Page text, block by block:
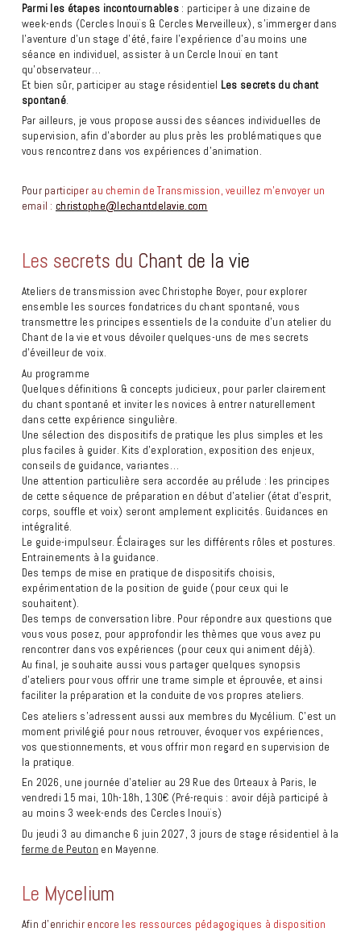
Parmi les étapes incontournables : participer à une dizaine de
week-ends (Cercles Inouïs & Cercles Merveilleux), s’immerger dans
l’aventure d’un stage d’été, faire l’expérience d’au moins une
séance en individuel, assister à un Cercle Inouï en tant
qu’observateur…
Et bien sûr, participer au stage résidentiel Les secrets du chant
spontané.
Par ailleurs, je vous propose aussi des séances individuelles de
supervision, afin d’aborder au plus près les problématiques que
vous rencontrez dans vos expériences d’animation.
Pour participer au chemin de Transmission, veuillez m’envoyer un
email : christophe@lechantdelavie.com
Les secrets du Chant de la vie
Ateliers de transmission avec Christophe Boyer, pour explorer
ensemble les sources fondatrices du chant spontané, vous
transmettre les principes essentiels de la conduite d’un atelier du
Chant de la vie et vous dévoiler quelques-uns de mes secrets
d’éveilleur de voix.
Au programme
Quelques définitions & concepts judicieux, pour parler clairement
du chant spontané et inviter les novices à entrer naturellement
dans cette expérience singulière.
Une sélection des dispositifs de pratique les plus simples et les
plus faciles à guider. Kits d’exploration, exposition des enjeux,
conseils de guidance, variantes…
Une attention particulière sera accordée au prélude : les principes
de cette séquence de préparation en début d’atelier (état d’esprit,
corps, souffle et voix) seront amplement explicités. Guidances en
intégralité.
Le guide-impulseur. Éclairages sur les différents rôles et postures.
Entrainements à la guidance.
Des temps de mise en pratique de dispositifs choisis,
expérimentation de la position de guide (pour ceux qui le
souhaitent).
Des temps de conversation libre. Pour répondre aux questions que
vous vous posez, pour approfondir les thèmes que vous avez pu
rencontrer dans vos expériences (pour ceux qui animent déjà).
Au final, je souhaite aussi vous partager quelques synopsis
d’ateliers pour vous offrir une trame simple et éprouvée, et ainsi
faciliter la préparation et la conduite de vos propres ateliers.
Ces ateliers s’adressent aussi aux membres du Mycélium. C’est un
moment privilégié pour nous retrouver, évoquer vos expériences,
vos questionnements, et vous offrir mon regard en supervision de
la pratique.
En 2026, une journée d’atelier au 29 Rue des Orteaux à Paris, le
vendredi 15 mai, 10h-18h, 130€ (Pré-requis : avoir déjà participé à
au moins 3 week-ends des Cercles Inouïs)
Du jeudi 3 au dimanche 6 juin 2027, 3 jours de stage résidentiel à la
ferme de Peuton en Mayenne.
Le Mycelium
Afin d’enrichir encore les ressources pédagogiques à disposition